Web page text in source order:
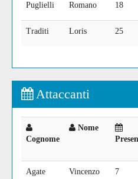
Puglielli Romano 18
Traditi Loris 25
Attaccanti
Cognome
Nome
Agate Vincenzo 7